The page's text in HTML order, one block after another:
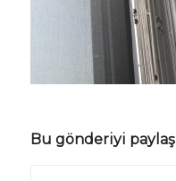
Bu gönderiyi paylaş